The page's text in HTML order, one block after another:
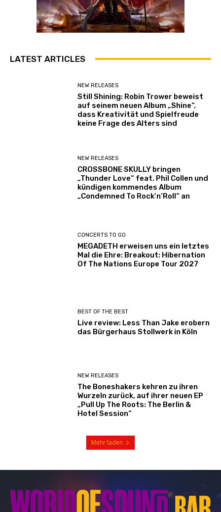
LATEST ARTICLES
NEW RELEASES
Still Shining: Robin Trower beweist
auf seinem neuen Album „Shine“,
dass Kreativität und Spielfreude
keine Frage des Alters sind
NEW RELEASES
CROSSBONE SKULLY bringen
„Thunder Love“ feat. Phil Collen und
kündigen kommendes Album
„Condemned To Rock’n’Roll“ an
CONCERTS TO GO
MEGADETH erweisen uns ein letztes
Mal die Ehre: Breakout: Hibernation
Of The Nations Europe Tour 2027
BEST OF THE BEST
Live review: Less Than Jake erobern
das Bürgerhaus Stollwerk in Köln
NEW RELEASES
The Boneshakers kehren zu ihren
Wurzeln zurück, auf ihrer neuen EP
„Pull Up The Roots: The Berlin &
Hotel Session“
Mehr laden